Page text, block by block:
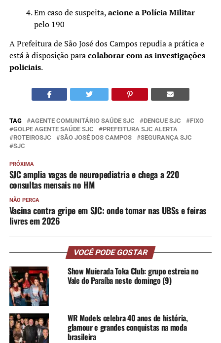
Em caso de suspeita,acione a Polícia Militar
pelo 190
A Prefeitura de São José dos Campos repudia a prática e
está à disposição paracolaborar com as investigações
policiais.
TAG AGENTE COMUNITÁRIO SAÚDE SJC DENGUE SJC
FIXO
GOLPE AGENTE SAÚDE SJC
PREFEITURA SJC ALERTA
ROTEIROSJC
SÃO JOSÉ DOS CAMPOS
SEGURANÇA SJC
SJC
PRÓXIMA
SJC amplia vagas de neuropediatria e chega a 220
consultas mensais no HM
NÃO PERCA
Vacina contra gripe em SJC: onde tomar nas UBSs e feiras
livres em 2026
VOCÊ PODE GOSTAR
Show Muierada Toka Club: grupo estreia no
Vale do Paraíba neste domingo (9)
WR Models celebra 40 anos de história,
glamour e grandes conquistas na moda
brasileira